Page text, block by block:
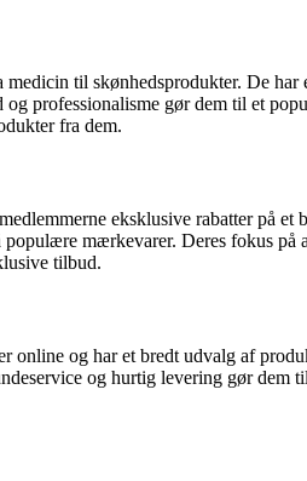
til skønhedsprodukter. De
professionalisme gør dem til et
fra dem.
eksklusive rabatter på
mærkevarer. Deres fokus
tilbud.
online og har et bredt udvalg af
og hurtig levering gør